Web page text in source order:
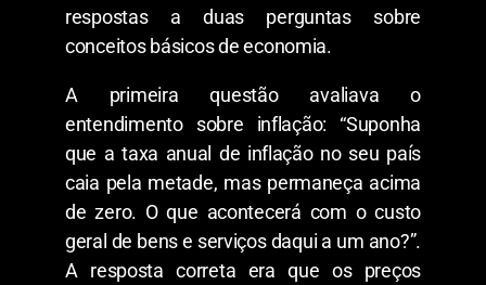
respostas a duas perguntas sobre
conceitos básicos de economia.
A primeira questão avaliava o
entendimento sobre inflação: “Suponha
que a taxa anual de inflação no seu país
caia pela metade, mas permaneça acima
de zero. O que acontecerá com o custo
geral de bens e serviços daqui a um ano?”.
A resposta correta era que os preços